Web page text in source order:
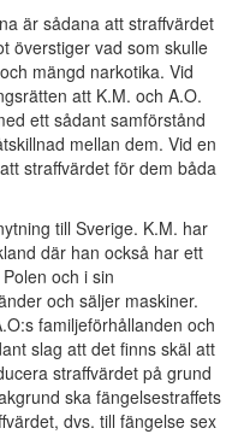
är sådana att straffvärdet
överstiger vad som skulle
mängd narkotika. Vid
att K.M. och A.O.
ett sådant samförstånd
mellan dem. Vid en
straffvärdet för dem båda
till Sverige. K.M. har
där han också har ett
och i sin
och säljer maskiner.
familjeförhållanden och
slag att det finns skäl att
straffvärdet på grund
ska fängelsestraffets
dvs. till fängelse sex